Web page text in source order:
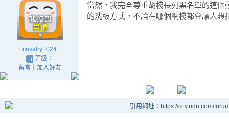
cavalry1024
等級：
留言｜ 加入好友
當然，我完全尊重胡棧長列黑名單的這
的洗板方式，不論在哪個網棧都會讓人想
引用網址：https://city.udn.com/